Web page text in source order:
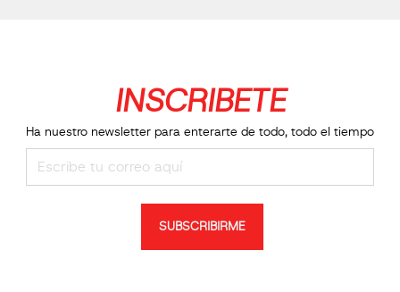
INSCRIBETE
Ha nuestro newsletter para enterarte de todo, todo el tiempo
SUBSCRIBIRME